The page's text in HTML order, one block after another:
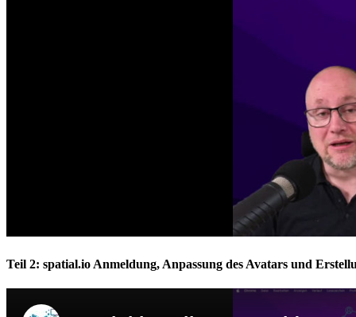
Teil 2: spatial.io Anmeldung, Anpassung des Avatars und